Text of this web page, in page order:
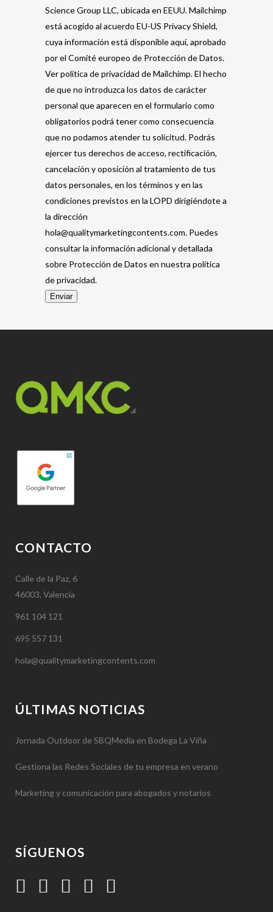
Science Group LLC, ubicada en EEUU. Mailchimp
está acogido al acuerdo EU-US Privacy Shield,
cuya información está disponible aquí, aprobado
por el Comité europeo de Protección de Datos.
Ver política de privacidad de Mailchimp. El hecho
de que no introduzca los datos de carácter
personal que aparecen en el formulario como
obligatorios podrá tener como consecuencia
que no podamos atender tu solicitud. Podrás
ejercer tus derechos de acceso, rectificación,
cancelación y oposición al tratamiento de tus
datos personales, en los términos y en las
condiciones previstos en la LOPD dirigiéndote a
la dirección
hola@qualitymarketingcontents.com. Puedes
consultar la información adicional y detallada
sobre Protección de Datos en nuestra política
de privacidad.
Enviar
CONTACTO
Calle de la Paz, 6
46003, Valencia
961 104 121
695 557 131
hola@qualitymarketingcontents.com
ÚLTIMAS NOTICIAS
Jornada Outdoor de SBQMedia en Bodega La Viña
Gestiona las Redes Sociales de tu empresa en verano
Marketing y comunicación para abogados y notarios
SÍGUENOS